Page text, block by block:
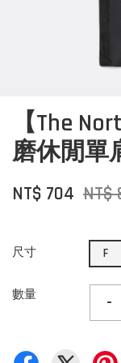
【The
磨休閒單
NT$ 704 NT$
尺寸 F
數量 -